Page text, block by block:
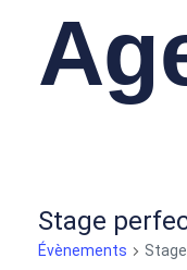
Stage
Évènements